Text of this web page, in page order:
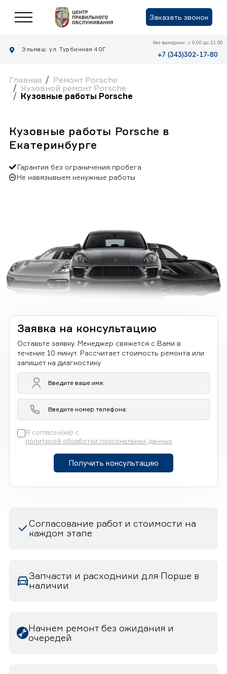
Заказать звонок
Эльмаш: ул. Турбинная 40Г
без выходных: с 9.00 до 21.00
+7 (343)302-17-80
Главная
Ремонт Porsche
Кузовной ремонт Porsche
Кузовные работы Porsche
Кузовные работы Porsche в
Екатеринбурге
Гарантия без ограничения пробега
Не навязывыем ненужные работы
Заявка на консультацию
Оставьте заявку. Менеджер свяжется с Вами в
течение 10 минут. Рассчитает стоимость ремонта или
запишет на диагностику
Я согласен(на) с
политикой обработки персональных данных
Получить консультацию
Согласование работ и стоимости на
каждом этапе
Запчасти и расходники для Порше в
наличии
Начнем ремонт без ожидания и
очередей